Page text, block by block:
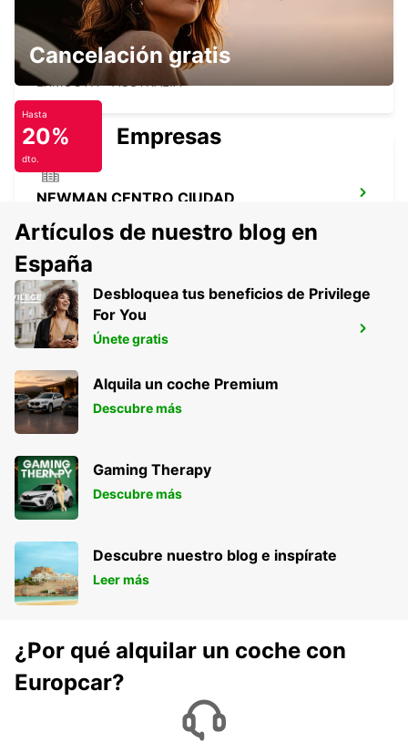
AEROPUERTO DE EXMOUTH
LEARMONTH
EXMOUTH - AUSTRALIA
NEWMAN CENTRO CIUDAD
AEROPUERTO DE NEWMAN
NEWMAN - AUSTRALIA
Cancelación gratis
Hasta
20%
dto.
Empresas
Artículos de nuestro blog en
España
Desbloquea tus beneficios de Privilege
For You
Únete gratis
Alquila un coche Premium
Descubre más
Gaming Therapy
Descubre más
Descubre nuestro blog e inspírate
Leer más
¿Por qué alquilar un coche con
Europcar?